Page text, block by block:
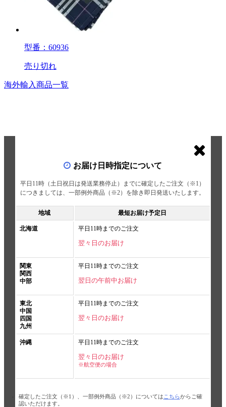
型番：60936
売り切れ
海外輸入商品一覧
お届け日時指定について
平日11時（土日祝日は発送業務停止）までに確定したご注文（※1）
につきましては、一部例外商品（※2）を除き即日発送いたします。
地域 最短お届け予定日
北海道 平日11時までのご注文
翌々日のお届け
関東
関西
中部
平日11時までのご注文
翌日の午前中お届け
東北
中国
四国
九州
平日11時までのご注文
翌々日のお届け
沖縄 平日11時までのご注文
翌々日のお届け
※航空便の場合
確定したご注文（※1）、一部例外商品（※2）については こちらからご確
認いただけます。